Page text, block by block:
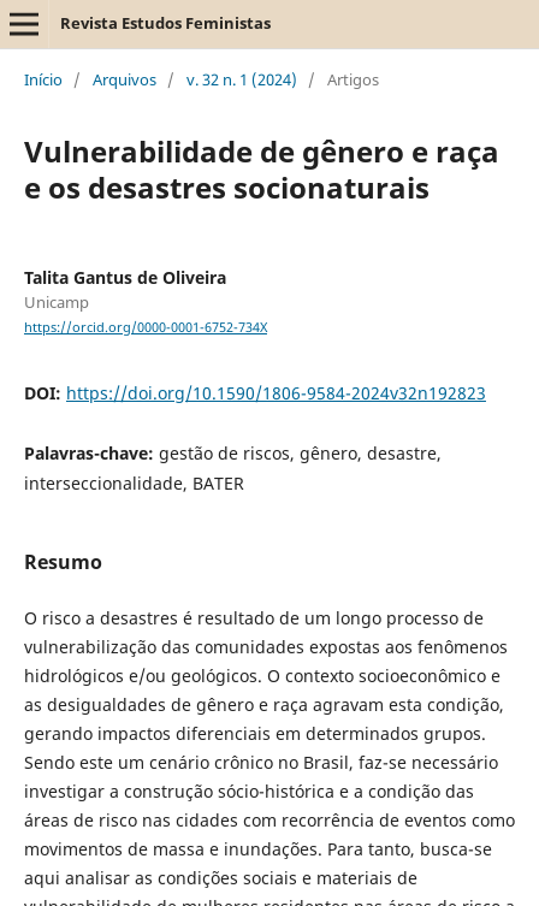
Revista Estudos Feministas
Início / Arquivos / v. 32 n. 1 (2024) / Artigos
Vulnerabilidade de gênero e raça
e os desastres socionaturais
Talita Gantus de Oliveira
Unicamp
https://orcid.org/0000-0001-6752-734X
DOI: https://doi.org/10.1590/1806-9584-2024v32n192823
Palavras-chave: gestão de riscos, gênero, desastre,
interseccionalidade, BATER
Resumo
O risco a desastres é resultado de um longo processo de
vulnerabilização das comunidades expostas aos fenômenos
hidrológicos e/ou geológicos. O contexto socioeconômico e
as desigualdades de gênero e raça agravam esta condição,
gerando impactos diferenciais em determinados grupos.
Sendo este um cenário crônico no Brasil, faz-se necessário
investigar a construção sócio-histórica e a condição das
áreas de risco nas cidades com recorrência de eventos como
movimentos de massa e inundações. Para tanto, busca-se
aqui analisar as condições sociais e materiais de